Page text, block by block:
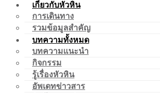
เกี่ยวกับหัวหิน
การเดินทาง
รวมข้อมูลสำคัญ
บทความทั้งหมด
บทความแนะนำ
กิจกรรม
รู้เรื่องหัวหิน
อัพเดทข่าวสาร